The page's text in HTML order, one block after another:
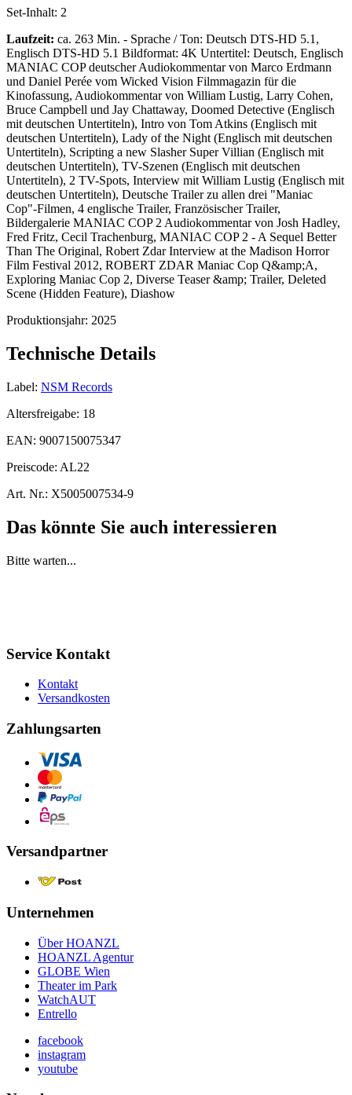
Set-Inhalt: 2
Laufzeit: ca. 263 Min. - Sprache / Ton: Deutsch DTS-HD 5.1,
Englisch DTS-HD 5.1 Bildformat: 4K Untertitel: Deutsch, Englisch
MANIAC COP deutscher Audiokommentar von Marco Erdmann
und Daniel Perée vom Wicked Vision Filmmagazin für die
Kinofassung, Audiokommentar von William Lustig, Larry Cohen,
Bruce Campbell und Jay Chattaway, Doomed Detective (Englisch
mit deutschen Untertiteln), Intro von Tom Atkins (Englisch mit
deutschen Untertiteln), Lady of the Night (Englisch mit deutschen
Untertiteln), Scripting a new Slasher Super Villian (Englisch mit
deutschen Untertiteln), TV-Szenen (Englisch mit deutschen
Untertiteln), 2 TV-Spots, Interview mit William Lustig (Englisch mit
deutschen Untertiteln), Deutsche Trailer zu allen drei "Maniac
Cop"-Filmen, 4 englische Trailer, Französischer Trailer,
Bildergalerie MANIAC COP 2 Audiokommentar von Josh Hadley,
Fred Fritz, Cecil Trachenburg, MANIAC COP 2 - A Sequel Better
Than The Original, Robert Zdar Interview at the Madison Horror
Film Festival 2012, ROBERT ZDAR Maniac Cop Q&amp;A,
Exploring Maniac Cop 2, Diverse Teaser &amp; Trailer, Deleted
Scene (Hidden Feature), Diashow
Produktionsjahr: 2025
Technische Details
Label: NSM Records
Altersfreigabe: 18
EAN: 9007150075347
Preiscode: AL22
Art. Nr.: X5005007534-9
Das könnte Sie auch interessieren
Bitte warten...
Service Kontakt
Kontakt
Versandkosten
Zahlungsarten
Versandpartner
Unternehmen
Über HOANZL
HOANZL Agentur
GLOBE Wien
Theater im Park
WatchAUT
Entrello
facebook
instagram
youtube